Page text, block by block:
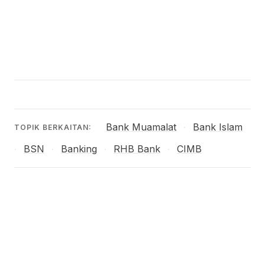
TOPIK BERKAITAN: Bank Muamalat
Bank Islam
BSN Banking RHB Bank CIMB